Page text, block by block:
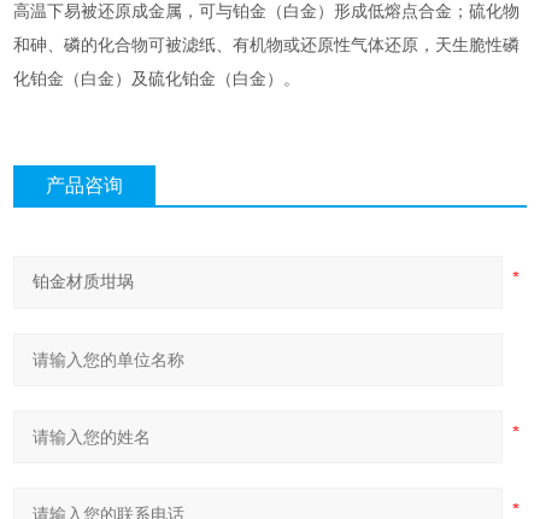
高温下易被还原成金属，可与铂金（白金）形成低熔点合金；硫化物
和砷、磷的化合物可被滤纸、有机物或还原性气体还原，天生脆性磷
化铂金（白金）及硫化铂金（白金）。
产品咨询